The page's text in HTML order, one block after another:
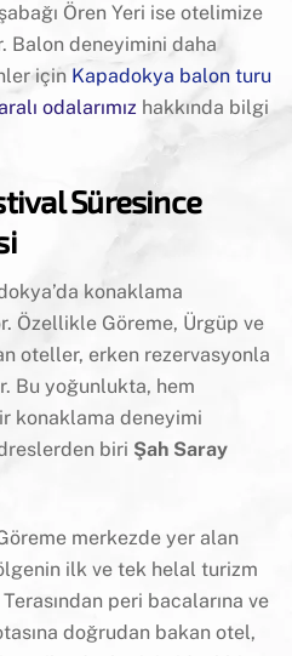
Ören Yeri ise otelimize
Balon deneyimini daha
için Kapadokya balon turu
odalarımız hakkında bilgi
Süresince
konaklama
Özellikle Göreme, Ürgüp ve
oteller, erken rezervasyonla
Bu yoğunlukta, hem
konaklama deneyimi
biri Şah Saray
merkezde yer alan
ilk ve tek helal turizm
peri bacalarına ve
doğrudan bakan otel,